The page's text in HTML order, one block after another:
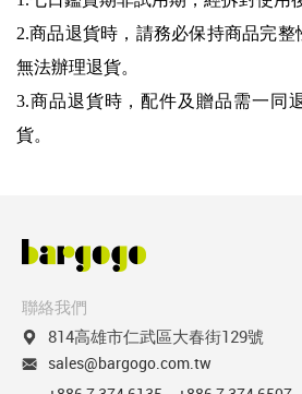
2.商品退貨時，請務必保持商品完整
無法辦理退貨。
3.商品退貨時，配件及贈品需一同
貨。
聯絡我們
814高雄市仁武區大春街129號
sales@bargogo.com.tw